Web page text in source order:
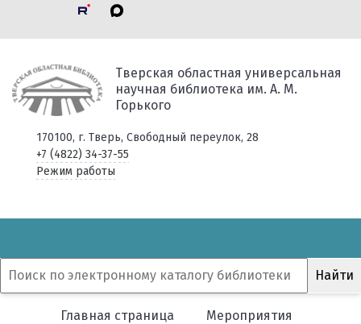
Тверская областная универсальная
научная библиотека им. А. М.
Горького
170100, г. Тверь, Свободный переулок, 28
+7 (4822) 34-37-55
Режим работы
Главная страница
Мероприятия